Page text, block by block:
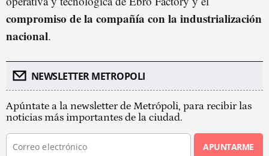
compromiso de la compañía con la industrialización
nacional.
NEWSLETTER METROPOLI
Apúntate a la newsletter de Metrópoli, para recibir las
noticias más importantes de la ciudad.
APUNTARME